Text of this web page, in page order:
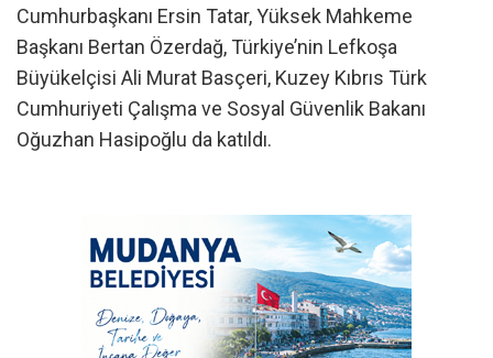
Cumhurbaşkanı Ersin Tatar, Yüksek Mahkeme
Başkanı Bertan Özerdağ, Türkiye’nin Lefkoşa
Büyükelçisi Ali Murat Basçeri, Kuzey Kıbrıs Türk
Cumhuriyeti Çalışma ve Sosyal Güvenlik Bakanı
Oğuzhan Hasipoğlu da katıldı.